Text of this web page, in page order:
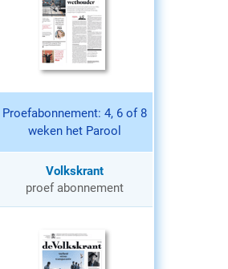
Proefabonnement: 4, 6 of 8
weken het Parool
Volkskrant
proef abonnement